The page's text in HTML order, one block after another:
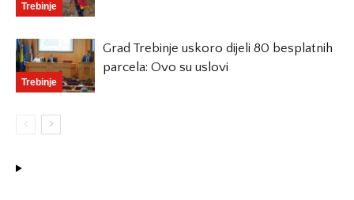
Trebinje
Trebinje
Grad Trebinje uskoro dijeli 80 besplatnih
parcela: Ovo su uslovi